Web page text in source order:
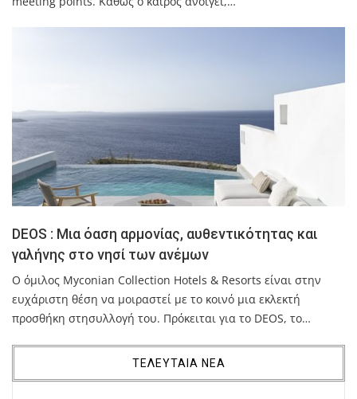
DEOS : Μια όαση αρμονίας, αυθεντικότητας και
γαλήνης στο νησί των ανέμων
Ο όμιλος Myconian Collection Hotels & Resorts είναι στην
ευχάριστη θέση να μοιραστεί με το κοινό μια εκλεκτή
προσθήκη στησυλλογή του. Πρόκειται για το DEOS, το…
ΤΕΛΕΥΤΑΙΑ ΝΕΑ